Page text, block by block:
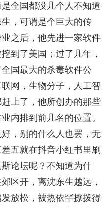
全国都没几个人不知道
，可谓是个巨大的传
之后，他先进一家软件
到了美国；过了几年，
国最大的杀毒软件公
网，生物分子，人工智
上了，他所创办的那些
内排到前几名的位置。
，别的什么人也罢，无
五就在抖音小红书里刷
论坛呢？不知道为什
区开，离沈东生越远，
放松，被热依罕撩拨得